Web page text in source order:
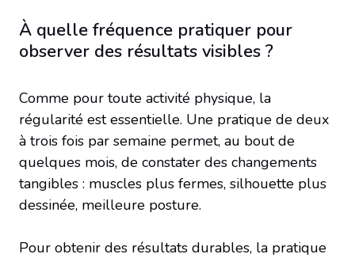
À quelle fréquence pratiquer pour
observer des résultats visibles ?
Comme pour toute activité physique, la
régularité est essentielle. Une pratique de deux
à trois fois par semaine permet, au bout de
quelques mois, de constater des changements
tangibles : muscles plus fermes, silhouette plus
dessinée, meilleure posture.
Pour obtenir des résultats durables, la pratique